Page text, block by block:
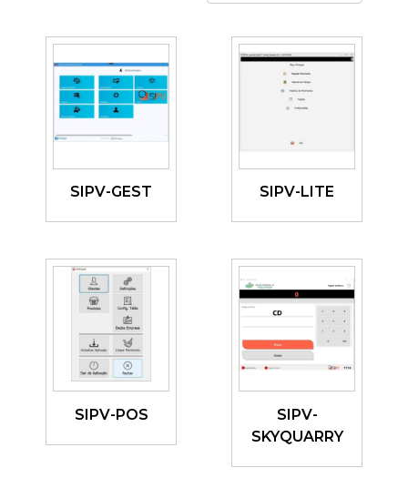
Ver
SIPV-GEST
Ver
SIPV-LITE
Ver
SIPV-POS
Ver
detalhes
SIPV-
SKYQUARRY